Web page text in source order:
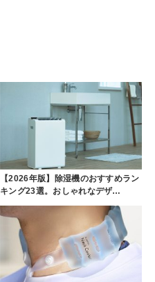
【2026年版】除湿機のおすすめラン
キング23選。おしゃれなデザ…